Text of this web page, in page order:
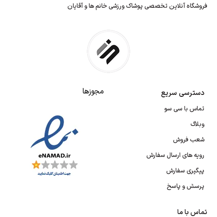
در کنار کیفیت بالا، آن را به گزینه‌ای اقتصادی تبدیل کرده است. شما
سریع و تجربه خریدی آسان بهره‌مند شوید. همین حالا اقدام کنید و سطح
جدیدی از راحتی و عملکرد را تجربه کنید.
فروشگاه آنلاین تخصصی پوشاک ورزشی خانم ها و آقایان
دسترسی سریع
تماس با سی سو
وبلاگ
شعب فروش
رویه های ارسال سفارش
پیگیری سفارش
پرسش و پاسخ
مجوزها
تماس با ما